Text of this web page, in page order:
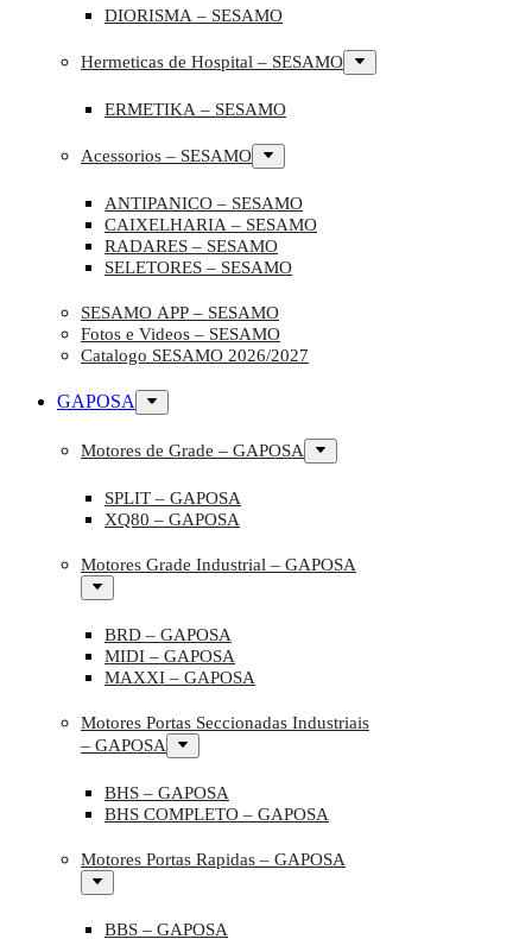
DIORISMA – SESAMO
Hermeticas de Hospital – SESAMO
ERMETIKA – SESAMO
Acessorios – SESAMO
ANTIPANICO – SESAMO
CAIXELHARIA – SESAMO
RADARES – SESAMO
SELETORES – SESAMO
SESAMO APP – SESAMO
Fotos e Videos – SESAMO
Catalogo SESAMO 2026/2027
GAPOSA
Motores de Grade – GAPOSA
SPLIT – GAPOSA
XQ80 – GAPOSA
Motores Grade Industrial – GAPOSA
BRD – GAPOSA
MIDI – GAPOSA
MAXXI – GAPOSA
Motores Portas Seccionadas Industriais
– GAPOSA
BHS – GAPOSA
BHS COMPLETO – GAPOSA
Motores Portas Rapidas – GAPOSA
BBS – GAPOSA